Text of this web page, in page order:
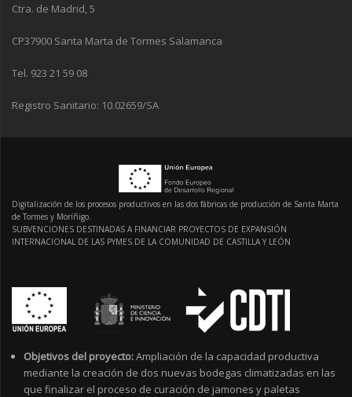
Ctra. de Madrid, 5
CP37900 Santa Marta de Tormes Salamanca
Tel. 923 21 59 08
Registro Sanitario: 10.02659/SA
Digitalización de los procesos productivos en las dos fábricas de producción de Santa Marta
de Tormes y Moríñigo.
SUBVENCIONES DESTINADAS A FINANCIAR PROYECTOS DE EXPANSIÓN
INTERNACIONAL DE LAS PYMES DE LA COMUNIDAD DE CASTILLA Y LEÓN
Objetivos del proyecto:Ampliación de la capacidad productiva
mediante la creación de dos nuevas bodegas climatizadas en las
que finalizar el proceso de curación de jamones y paletas